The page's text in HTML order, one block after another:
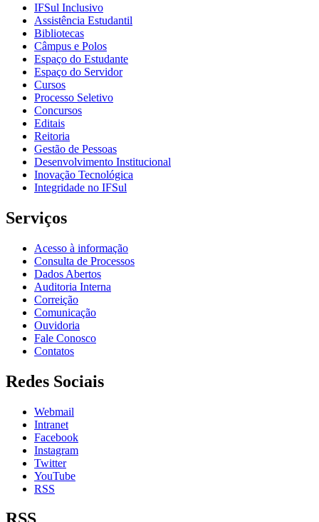
IFSul Inclusivo
Assistência Estudantil
Bibliotecas
Câmpus e Polos
Espaço do Estudante
Espaço do Servidor
Cursos
Processo Seletivo
Concursos
Editais
Reitoria
Gestão de Pessoas
Desenvolvimento Institucional
Inovação Tecnológica
Integridade no IFSul
Serviços
Acesso à informação
Consulta de Processos
Dados Abertos
Auditoria Interna
Correição
Comunicação
Ouvidoria
Fale Conosco
Contatos
Redes Sociais
Webmail
Intranet
Facebook
Instagram
Twitter
YouTube
RSS